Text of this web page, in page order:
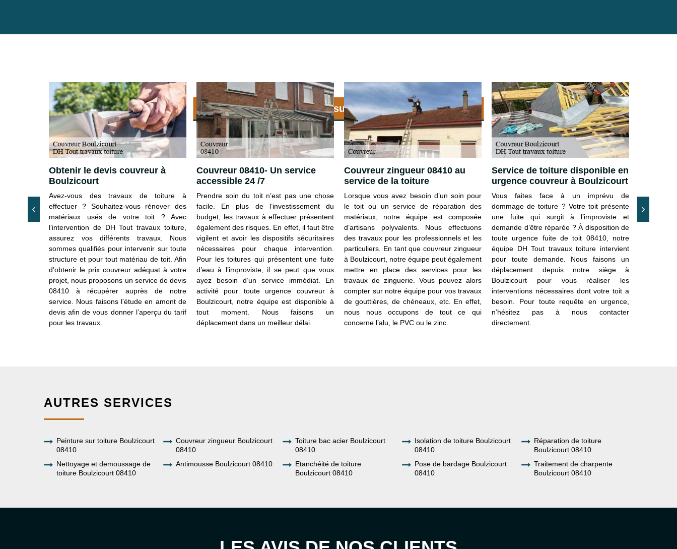
10 % de remise immédiate sur le démoussage de toiture
rénovation
DH Tout
Obtenir le devis couvreur à
Boulzicourt
Avez-vous des travaux de toiture à
effectuer ? Souhaitez-vous rénover des
matériaux usés de votre toit ? Avec
l’intervention de DH Tout travaux toiture,
assurez vos différents travaux. Nous
sommes qualifiés pour intervenir sur toute
structure et pour tout matériau de toit. Afin
d’obtenir le prix couvreur adéquat à votre
projet, nous proposons un service de devis
08410 à récupérer auprès de notre
service. Nous faisons l’étude en amont de
devis afin de vous donner l’aperçu du tarif
pour les travaux.
Couvreur 08410- Un service
accessible 24 /7
Prendre soin du toit n’est pas une chose
facile. En plus de l’investissement du
budget, les travaux à effectuer présentent
également des risques. En effet, il faut être
vigilent et avoir les dispositifs sécuritaires
nécessaires pour chaque intervention.
Pour les toitures qui présentent une fuite
d’eau à l’improviste, il se peut que vous
ayez besoin d’un service immédiat. En
activité pour toute urgence couvreur à
Boulzicourt, notre équipe est disponible à
tout moment. Nous faisons un
déplacement dans un meilleur délai.
Couvreur zingueur 08410 au
service de la toiture
Lorsque vous avez besoin d’un soin pour
le toit ou un service de réparation des
matériaux, notre équipe est composée
d’artisans polyvalents. Nous effectuons
des travaux pour les professionnels et les
particuliers. En tant que couvreur zingueur
à Boulzicourt, notre équipe peut également
mettre en place des services pour les
travaux de zinguerie. Vous pouvez alors
compter sur notre équipe pour vos travaux
de gouttières, de chéneaux, etc. En effet,
nous nous occupons de tout ce qui
concerne l’alu, le PVC ou le zinc.
Service de toiture disponible en
urgence couvreur à Boulzicourt
Vous faites face à un imprévu de
dommage de toiture ? Votre toit présente
une fuite qui surgit à l’improviste et
demande d’être réparée ? À disposition de
toute urgence fuite de toit 08410, notre
équipe DH Tout travaux toiture intervient
pour toute demande. Nous faisons un
déplacement depuis notre siège à
Boulzicourt pour vous réaliser les
interventions nécessaires dont votre toit a
besoin. Pour toute requête en urgence,
n’hésitez pas à nous contacter
directement.
Vous
travaux
AUTRES SERVICES
Peinture sur toiture Boulzicourt
08410
Couvreur zingueur Boulzicourt
08410
Toiture bac acier Boulzicourt
08410
Isolation de toiture Boulzicourt
08410
Réparation de toiture
Boulzicourt 08410
Nettoyage et demoussage de
toiture Boulzicourt 08410
Antimousse Boulzicourt 08410
Etanchéité de toiture
Boulzicourt 08410
Pose de bardage Boulzicourt
08410
Traitement de charpente
Boulzicourt 08410